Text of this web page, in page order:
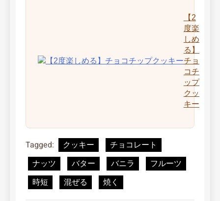
【2
度楽
しめ
る】
チョ
コチ
ップ
クッ
キー
Tagged: クッキー
チョコレート
ナッツ
バター バニラ
フルーツ
時短
混ぜる 焼く